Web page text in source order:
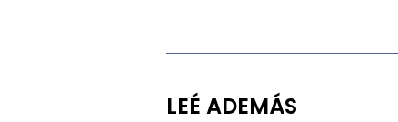
LEÉ ADEMÁS